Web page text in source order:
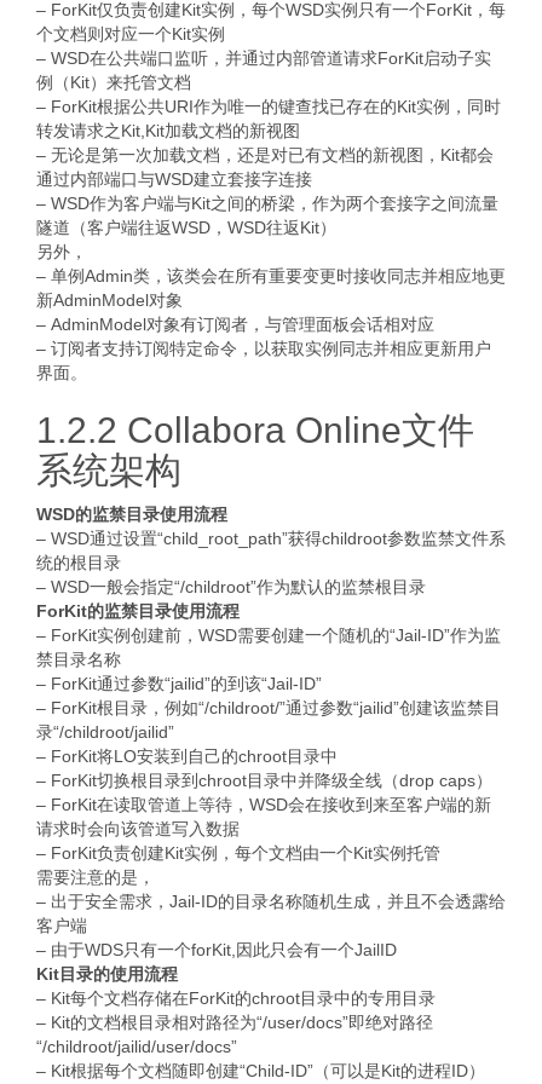
– ForKit仅负责创建Kit实例，每个WSD实例只有一个ForKit，每
个文档则对应一个Kit实例
– WSD在公共端口监听，并通过内部管道请求ForKit启动子实
例（Kit）来托管文档
– ForKit根据公共URI作为唯一的键查找已存在的Kit实例，同时
转发请求之Kit,Kit加载文档的新视图
– 无论是第一次加载文档，还是对已有文档的新视图，Kit都会
通过内部端口与WSD建立套接字连接
– WSD作为客户端与Kit之间的桥梁，作为两个套接字之间流量
隧道（客户端往返WSD，WSD往返Kit）
另外，
– 单例Admin类，该类会在所有重要变更时接收同志并相应地更
新AdminModel对象
– AdminModel对象有订阅者，与管理面板会话相对应
– 订阅者支持订阅特定命令，以获取实例同志并相应更新用户
界面。
1.2.2 Collabora Online文件
系统架构
WSD的监禁目录使用流程
– WSD通过设置“child_root_path”获得childroot参数监禁文件系
统的根目录
– WSD一般会指定“/childroot”作为默认的监禁根目录
ForKit的监禁目录使用流程
– ForKit实例创建前，WSD需要创建一个随机的“Jail-ID”作为监
禁目录名称
– ForKit通过参数“jailid”的到该“Jail-ID”
– ForKit根目录，例如“/childroot/”通过参数“jailid”创建该监禁目
录“/childroot/jailid”
– ForKit将LO安装到自己的chroot目录中
– ForKit切换根目录到chroot目录中并降级全线（drop caps）
– ForKit在读取管道上等待，WSD会在接收到来至客户端的新
请求时会向该管道写入数据
– ForKit负责创建Kit实例，每个文档由一个Kit实例托管
需要注意的是，
– 出于安全需求，Jail-ID的目录名称随机生成，并且不会透露给
客户端
– 由于WDS只有一个forKit,因此只会有一个JailID
Kit目录的使用流程
– Kit每个文档存储在ForKit的chroot目录中的专用目录
– Kit的文档根目录相对路径为“/user/docs”即绝对路径
“/childroot/jailid/user/docs”
– Kit根据每个文档随即创建“Child-ID”（可以是Kit的进程ID）